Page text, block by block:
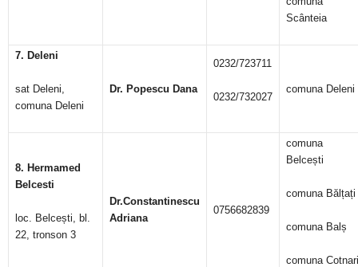
Scânteia
7. Deleni
sat Deleni,
comuna Deleni
Dr. Popescu Dana
0232/723711
0232/732027
comuna Deleni
8. Hermamed
Belcesti
loc. Belcești, bl.
22, tronson 3
Dr.Constantinescu
Adriana
0756682839
comuna
Belcești
comuna Bălțați
comuna Balș
comuna Cotnari